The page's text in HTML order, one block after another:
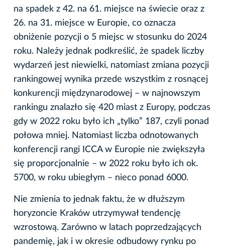
na spadek z 42. na 61. miejsce na świecie oraz z
26. na 31. miejsce w Europie, co oznacza
obniżenie pozycji o 5 miejsc w stosunku do 2024
roku. Należy jednak podkreślić, że spadek liczby
wydarzeń jest niewielki, natomiast zmiana pozycji
rankingowej wynika przede wszystkim z rosnącej
konkurencji międzynarodowej – w najnowszym
rankingu znalazło się 420 miast z Europy, podczas
gdy w 2022 roku było ich „tylko” 187, czyli ponad
połowa mniej. Natomiast liczba odnotowanych
konferencji rangi ICCA w Europie nie zwiększyła
się proporcjonalnie – w 2022 roku było ich ok.
5700, w roku ubiegłym – nieco ponad 6000.
Nie zmienia to jednak faktu, że w dłuższym
horyzoncie Kraków utrzymywał tendencję
wzrostową. Zarówno w latach poprzedzających
pandemię, jak i w okresie odbudowy rynku po